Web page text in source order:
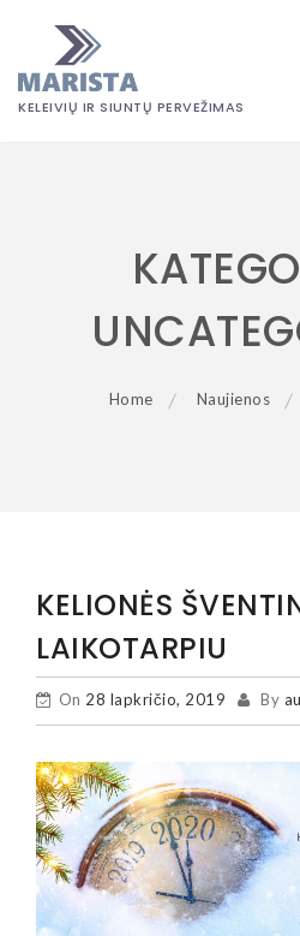
KELEIVIŲ IR SIUNTŲ PERVEŽIMAS
Home Naujienos
KELIONĖS
LAIKOTARPIU
On 28 lapkričio, 2019 By